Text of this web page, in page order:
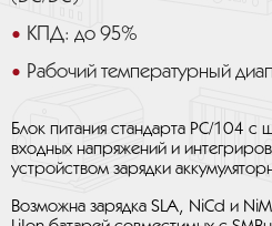
КПД: до 95%
Рабочий температурный
Блок питания стандарта РС/104 с
входных напряжений и
устройством зарядки
Возможна зарядка SLA, NiCd и